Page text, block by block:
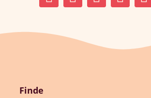
Finde